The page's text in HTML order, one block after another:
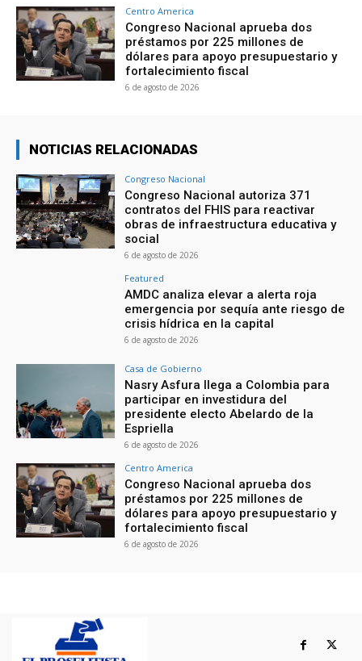
Centro America
Congreso Nacional aprueba dos
préstamos por 225 millones de
dólares para apoyo presupuestario y
fortalecimiento fiscal
6 de agosto de 2026
NOTICIAS RELACIONADAS
Congreso Nacional
Congreso Nacional autoriza 371
contratos del FHIS para reactivar
obras de infraestructura educativa y
social
6 de agosto de 2026
Featured
AMDC analiza elevar a alerta roja
emergencia por sequía ante riesgo de
crisis hídrica en la capital
6 de agosto de 2026
Casa de Gobierno
Nasry Asfura llega a Colombia para
participar en investidura del
presidente electo Abelardo de la
Espriella
6 de agosto de 2026
Centro America
Congreso Nacional aprueba dos
préstamos por 225 millones de
dólares para apoyo presupuestario y
fortalecimiento fiscal
6 de agosto de 2026